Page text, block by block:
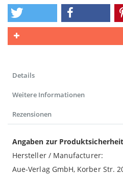
Details
Weitere Informationen
Rezensionen
Angaben zur Produktsicherheit
Hersteller / Manufacturer:
Aue-Verlag GmbH, Korber Str.